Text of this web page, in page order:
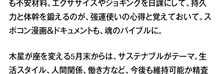
も不安材料。エクササイズやジョギングを日課にして、持久
力と体幹を鍛えるのが、強運使いの心得と覚えておいて。ス
ポコン漫画＆ドキュメントも、魂のバイブルに。
木星が座を変える5月末からは、サステナブルがテーマ。生
活スタイル、人間関係、働き方など、今後も維持可能か精査